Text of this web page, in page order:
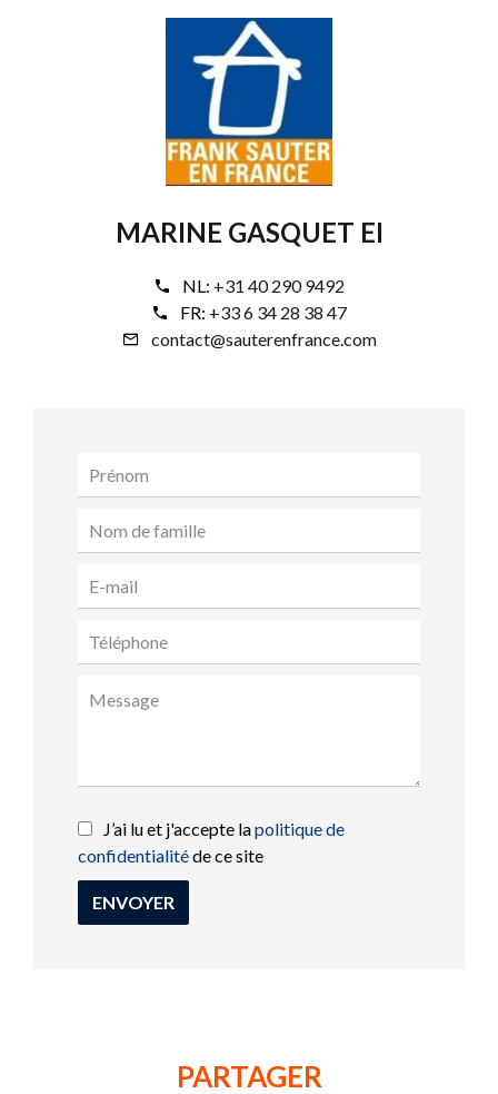
MARINE GASQUET EI
NL: +31 40 290 9492
FR: +33 6 34 28 38 47
contact@sauterenfrance.com
J’ai lu et j'accepte lapolitique de
confidentialitéde ce site
ENVOYER
PARTAGER